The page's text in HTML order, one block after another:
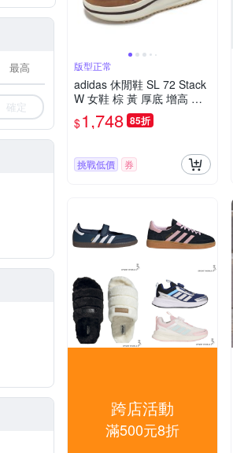
確定
版型正常
adidas 休閒鞋 SL 72 Stack
W 女鞋 棕 黃 厚底 增高 麂
皮 復古 愛迪達 JQ6420
$1,748 85折
挑戰低價 券
跨店活動
滿500元8折